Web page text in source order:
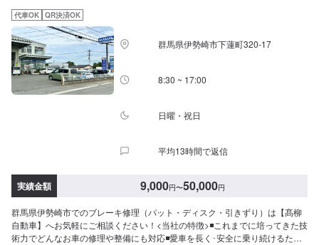
□作業中は無料の代車をご利用ください。※燃料代は、お客様負担となってお
ります。予め、ご了承ください。□パーツ持ち込みについて□パーツの持ち込
み可能です。オファーの際に持ち込みパーツの詳細をご入力ください。【定
休日・営業時間】定休日：祝日営業時間：9:00~19:00
代車OK QR決済OK
群馬県伊勢崎市下蓮町320-17
8:30 ~ 17:00
日曜・祝日
平均13時間で返信
実績金額 9,000円〜50,000円
群馬県伊勢崎市でのブレーキ修理（パット・ディスク・引きずり）は【髙柳
自動車】へお気軽にご相談ください！<当社の特徴>◾これまでに培ってきた技
術力でどんなお車の修理や整備にも対応◾愛車を長く･安全に乗り続けるため